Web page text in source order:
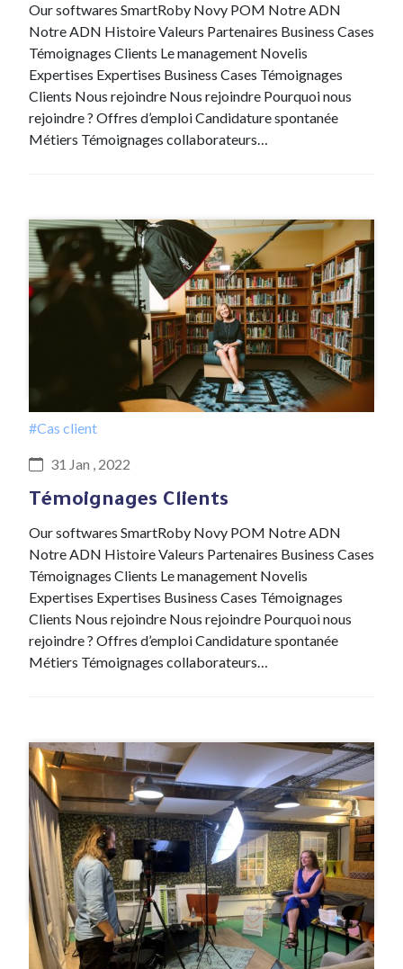
Our softwares SmartRoby Novy POM Notre ADN
Notre ADN Histoire Valeurs Partenaires Business Cases
Témoignages Clients Le management Novelis
Expertises Expertises Business Cases Témoignages
Clients Nous rejoindre Nous rejoindre Pourquoi nous
rejoindre ? Offres d’emploi Candidature spontanée
Métiers Témoignages collaborateurs…
#Cas client
31 Jan , 2022
Témoignages Clients
Our softwares SmartRoby Novy POM Notre ADN
Notre ADN Histoire Valeurs Partenaires Business Cases
Témoignages Clients Le management Novelis
Expertises Expertises Business Cases Témoignages
Clients Nous rejoindre Nous rejoindre Pourquoi nous
rejoindre ? Offres d’emploi Candidature spontanée
Métiers Témoignages collaborateurs…
#News